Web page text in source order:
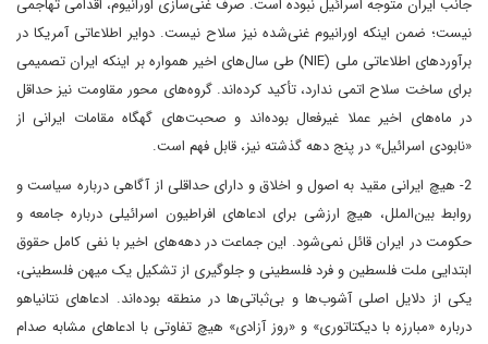
جانب ایران ‌متوجه اسرائیل نبوده است. صرف غنی‌سازی اورانیوم، اقدامی تهاجمی
نیست؛ ضمن اینکه اورانیوم غنی‌شده نیز سلاح نیست. دوایر اطلاعاتی آمریکا در
برآوردهای اطلاعاتی ملی (NIE) طی سال‌های اخیر همواره بر اینکه ایران تصمیمی
برای ساخت سلاح اتمی ندارد، تأکید کرده‌اند. گروه‌های محور مقاومت نیز حداقل
در ماه‌های اخیر عملا غیرفعال بوده‌اند و صحبت‌های گهگاه‌ مقامات ایرانی از
«نابودی اسرائیل» در پنج دهه گذشته نیز، قابل فهم است.
2- هیچ ایرانی مقید به اصول و اخلاق و دارای حداقلی از آگاهی درباره سیاست و
روابط بین‌الملل، هیچ ارزشی برای ادعاهای افراطیون اسرائیلی درباره جامعه و
حکومت در ایران قائل نمی‌شود. این جماعت در دهه‌های اخیر با نفی کامل حقوق
ابتدایی ملت فلسطین و فرد فلسطینی و جلوگیری از تشکیل یک میهن فلسطینی،
یکی از دلایل اصلی آشوب‌ها و بی‌ثباتی‌ها در منطقه بوده‌اند. ادعاهای نتانیاهو
درباره «مبارزه با دیکتاتوری» و «روز آزادی» هیچ تفاوتی با ادعاهای مشابه صدام